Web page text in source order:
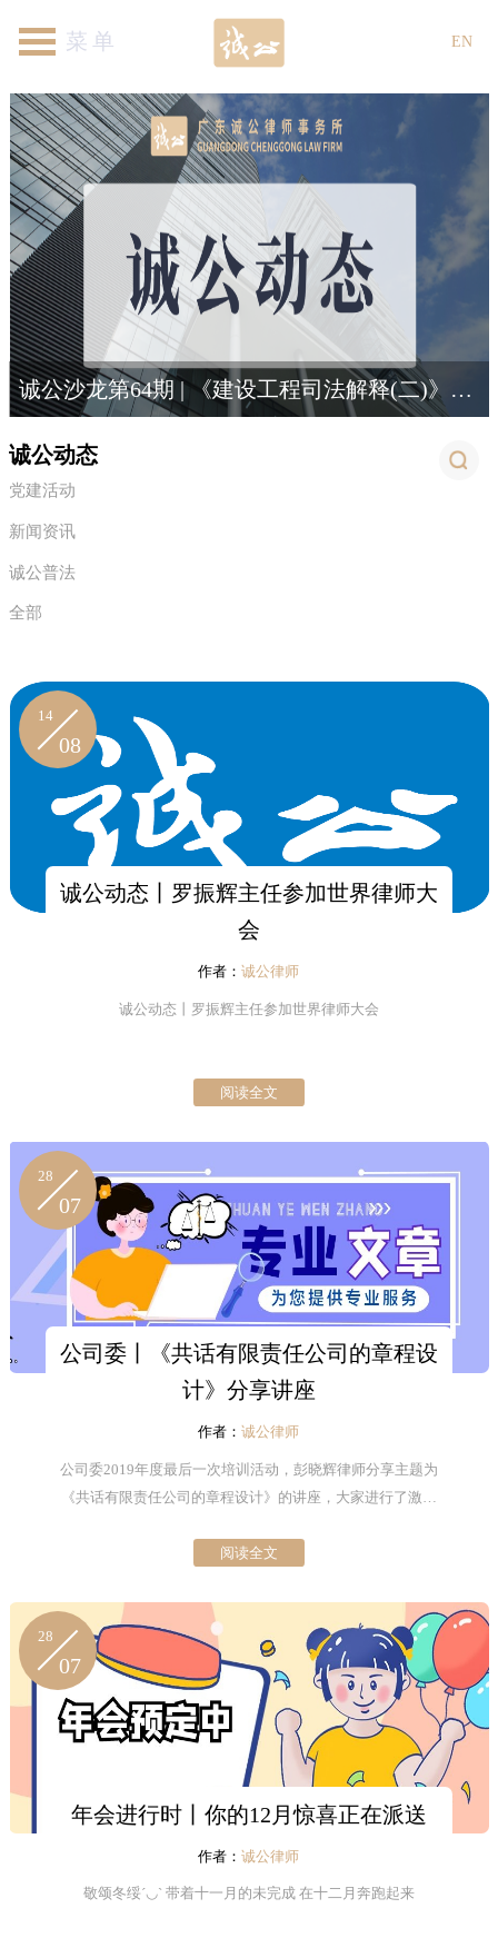
首页
关于我们
律师团队
专业领域
新闻资讯
各地机构
加入我们
联系我们 EN
诚公乌鲁木齐分所联合伊犁师范大学法律培训圆满结束
诚公沙龙第64期 | 《建设工程司法解释(二)》新规解读与适用
诚公动态
党建活动
新闻资讯
诚公普法
全部
14
08
诚公动态丨罗振辉主任参加世界律师大
会
作者：诚公律师
诚公动态丨罗振辉主任参加世界律师大会
阅读全文
28
07
公司委丨《共话有限责任公司的章程设
计》分享讲座
作者：诚公律师
公司委2019年度最后一次培训活动，彭晓辉律师分享主题为
《共话有限责任公司的章程设计》的讲座，大家进行了激烈
阅读全文
28
07
年会进行时丨你的12月惊喜正在派送
作者：诚公律师
敬颂冬绥´◡` 带着十一月的未完成 在十二月奔跑起来